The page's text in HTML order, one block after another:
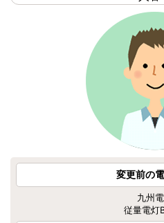
変更前の
九州
従量電灯